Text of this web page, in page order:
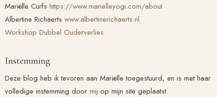
Mariëlle Curfs https://www.marielleyogi.com/about
Albertine Richaerts www.albertinerichaerts.nl
Workshop Dubbel Ouderverlies
Instemming
Deze blog heb ik tevoren aan Mariëlle toegestuurd, en is met haar
volledige instemming door mij op mijn site geplaatst.